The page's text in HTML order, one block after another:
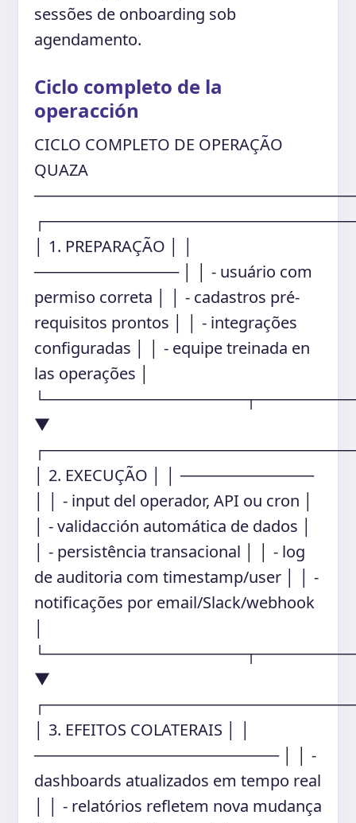
sessões de onboarding sob
agendamento.
Ciclo completo de la
operacción
CICLO COMPLETO DE OPERAÇÃO
QUAZA
│ 1. PREPARAÇÃO │ │
───────────── │ │ - usuário com
permiso correta │ │ - cadastros pré-
requisitos prontos │ │ - integrações
configuradas │ │ - equipe treinada en
las operações │
▼
│ 2. EXECUÇÃO │ │ ────────────
│ │ - input del operador, API ou cron │
│ - validacción automática de dados │
│ - persistência transacional │ │ - log
de auditoria com timestamp/user │ │ -
notificações por email/Slack/webhook
▼
│ 3. EFEITOS COLATERAIS │ │
────────────────────── │ │ -
dashboards atualizados em tempo real
│ │ - relatórios refletem nova mudança